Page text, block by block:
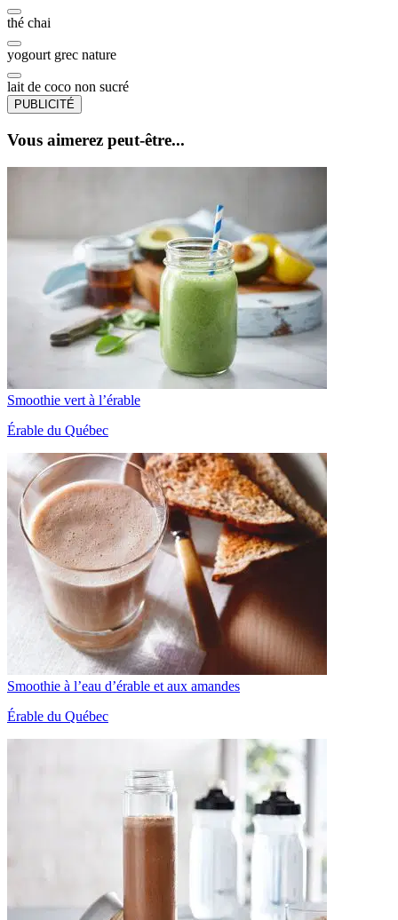
thé chai
yogourt grec nature
lait de coco non sucré
PUBLICITÉ
Vous aimerez peut-être...
Smoothie vert à l’érable
Érable du Québec
Smoothie à l’eau d’érable et aux amandes
Érable du Québec